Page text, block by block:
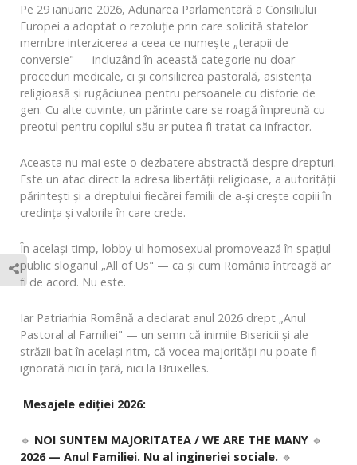
Pe 29 ianuarie 2026, Adunarea Parlamentară a Consiliului
Europei a adoptat o rezoluție prin care solicită statelor
membre interzicerea a ceea ce numește „terapii de
conversie" — incluzând în această categorie nu doar
proceduri medicale, ci și consilierea pastorală, asistența
religioasă și rugăciunea pentru persoanele cu disforie de
gen. Cu alte cuvinte, un părinte care se roagă împreună cu
preotul pentru copilul său ar putea fi tratat ca infractor.
Aceasta nu mai este o dezbatere abstractă despre drepturi.
Este un atac direct la adresa libertății religioase, a autorității
părintești și a dreptului fiecărei familii de a-și crește copiii în
credința și valorile în care crede.
În același timp, lobby-ul homosexual promovează în spațiul
public sloganul „All of Us" — ca și cum România întreagă ar
fi de acord. Nu este.
Iar Patriarhia Română a declarat anul 2026 drept „Anul
Pastoral al Familiei" — un semn că inimile Bisericii și ale
străzii bat în același ritm, că vocea majorității nu poate fi
ignorată nici în țară, nici la Bruxelles.
Mesajele ediției 2026:
🔹 NOI SUNTEM MAJORITATEA / WE ARE THE MANY 🔹
2026 — Anul Familiei. Nu al ingineriei sociale. 🔹